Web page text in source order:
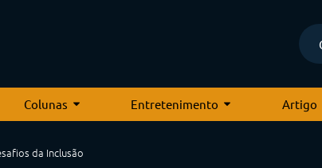
Colunas Entretenimento Artigo
da Inclusão